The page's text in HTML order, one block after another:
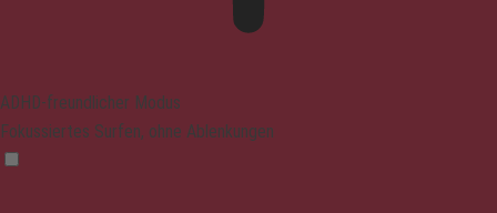
ADHD-freundlicher Modus
Fokussiertes Surfen, ohne Ablenkungen